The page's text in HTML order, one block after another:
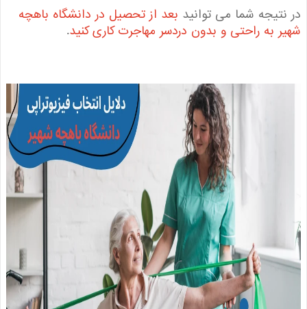
شما می توانیدبعد از تحصیل در دانشگاه باهچه
به راحتی و بدون دردسر مهاجرت کاری کنید.